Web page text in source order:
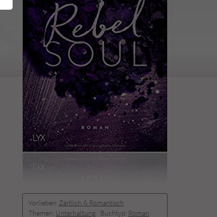
Vorlieben: Zärtlich & Romantisch
Themen: Unterhaltung Buchtyp: Roman